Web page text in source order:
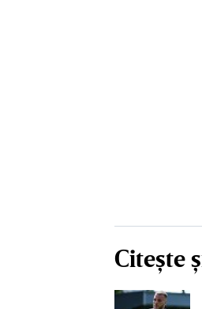
Citește